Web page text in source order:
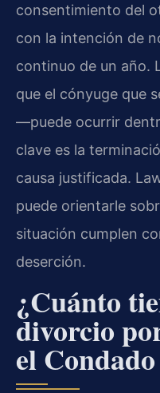
consentimiento del
con la intención de
continuo de un año.
que el cónyuge que
—puede ocurrir
clave es la
causa justificada.
puede orientarle
situación cumplen
deserción.
¿Cuánto
divorcio
el